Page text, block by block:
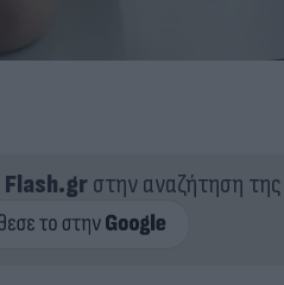
Flash.grστην αναζήτηση της